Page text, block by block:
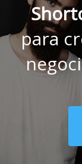
para